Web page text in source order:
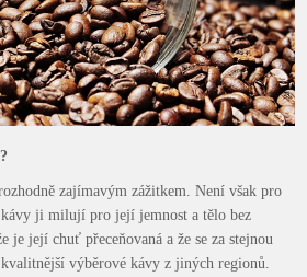
zajímavým zážitkem. Není však pro
ji milují pro její jemnost a tělo bez
její chuť přeceňovaná a že se za stejnou
výběrové kávy z jiných regionů.